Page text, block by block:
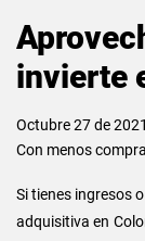
invierte
Octubre 27 de 2021
Con menos
Si tienes ingresos
adquisitiva en